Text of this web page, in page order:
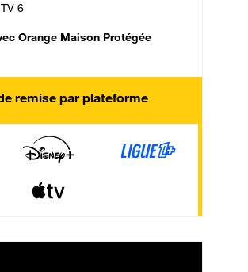
6
Orange Maison Protégée
remise par plateforme